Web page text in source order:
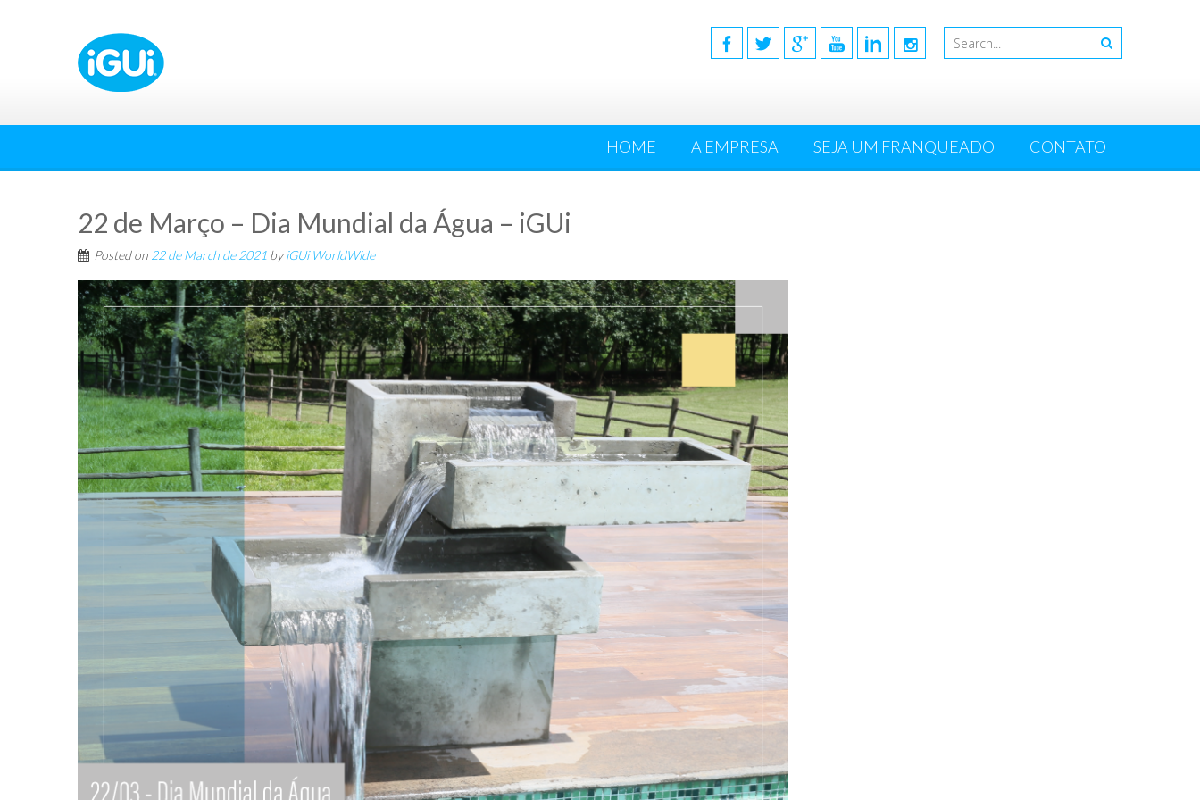
HOME A EMPRESA SEJA UM FRANQUEADO CONTATO
22 de Março – Dia Mundial da Água – iGUi
Posted on 22 de March de 2021 byiGUi WorldWide